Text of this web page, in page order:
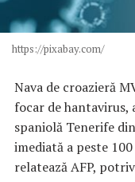
https://pixabay.com/
Nava de croazieră
focar de hantavirus,
spaniolă Tenerife
imediată a peste
relatează AFP,